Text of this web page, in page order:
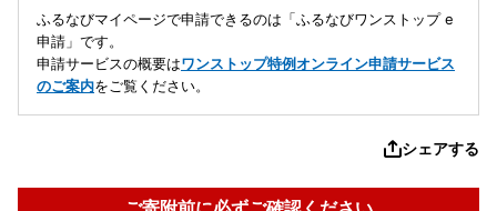
ふるなびマイページで申請できるのは「ふるなびワンストップ e
申請」です。
申請サービスの概要はワンストップ特例オンライン申請サービス
のご案内をご覧ください。
シェアする